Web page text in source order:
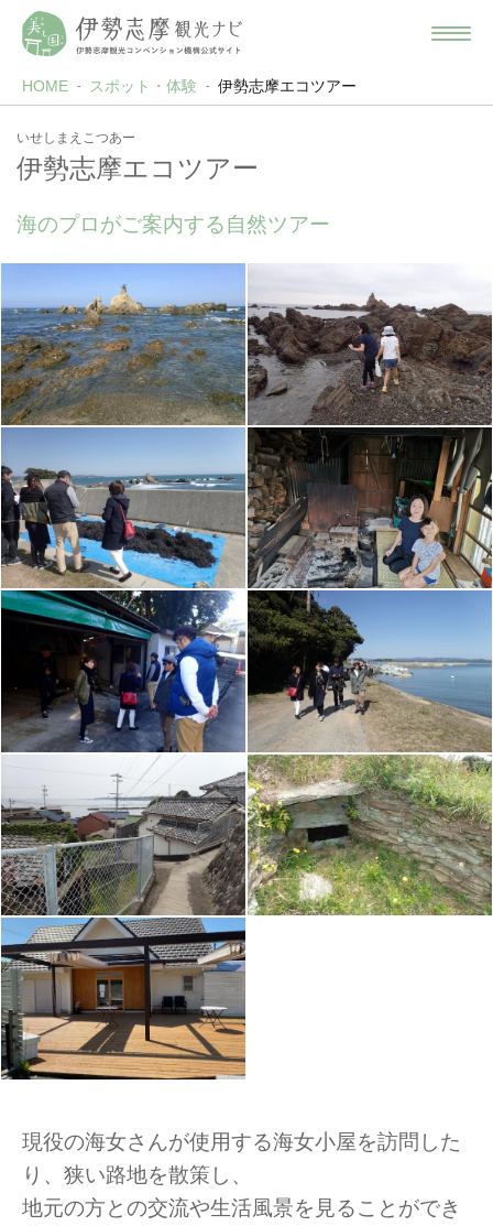
HOME スポット・体験 伊勢志摩エコツアー
いせしまえこつあー
伊勢志摩エコツアー
海のプロがご案内する自然ツアー
現役の海女さんが使用する海女小屋を訪問した
り、狭い路地を散策し、
地元の方との交流や生活風景を見ることができ